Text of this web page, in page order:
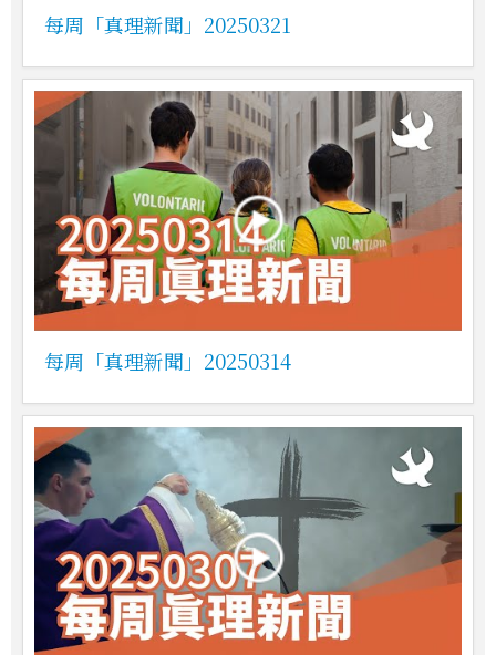
每周「真理新聞」20250321
每周「真理新聞」20250314